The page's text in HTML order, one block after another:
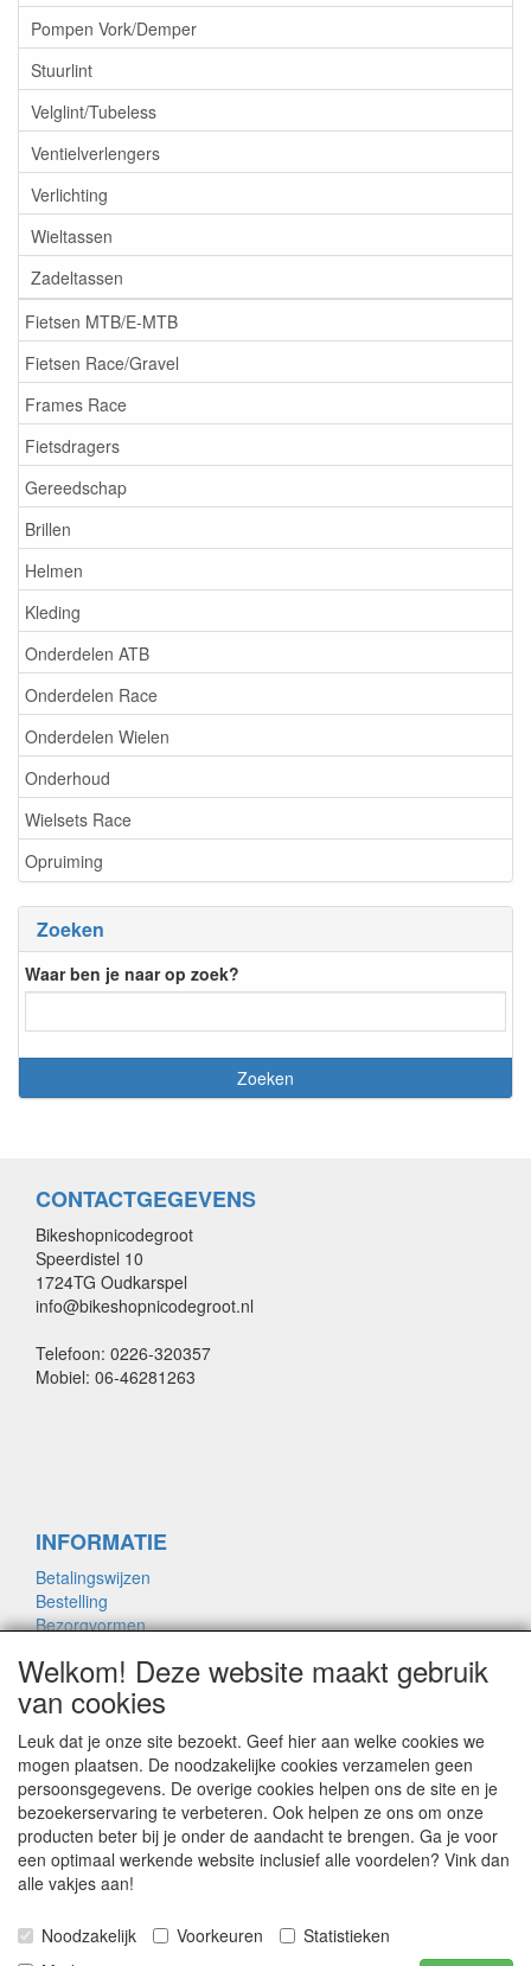
Pompen Vork/Demper
Stuurlint
Velglint/Tubeless
Ventielverlengers
Verlichting
Wieltassen
Zadeltassen
Fietsen MTB/E-MTB
Fietsen Race/Gravel
Frames Race
Fietsdragers
Gereedschap
Brillen
Helmen
Kleding
Onderdelen ATB
Onderdelen Race
Onderdelen Wielen
Onderhoud
Wielsets Race
Opruiming
Zoeken
Waar ben je naar op zoek?
CONTACTGEGEVENS
Bikeshopnicodegroot
Speerdistel 10
1724TG Oudkarspel
info@bikeshopnicodegroot.nl
Telefoon: 0226-320357
Mobiel: 06-46281263
INFORMATIE
Betalingswijzen
Bestelling
Bezorgvormen
Framemaat
OVER ONS
Contact
Garantie
Privacyverklaring
Voorwaarden
Bikeshopnicodegroot.nl: Wijzigingen in prijs of
model voorbehouden, alle prijzen zijn inclusief
Welkom! Deze website maakt gebruik
van cookies
Leuk dat je onze site bezoekt. Geef hier aan welke cookies we
mogen plaatsen. De noodzakelijke cookies verzamelen geen
persoonsgegevens. De overige cookies helpen ons de site en je
bezoekerservaring te verbeteren. Ook helpen ze ons om onze
producten beter bij je onder de aandacht te brengen. Ga je voor
een optimaal werkende website inclusief alle voordelen? Vink dan
alle vakjes aan!
Noodzakelijk Voorkeuren
Statistieken